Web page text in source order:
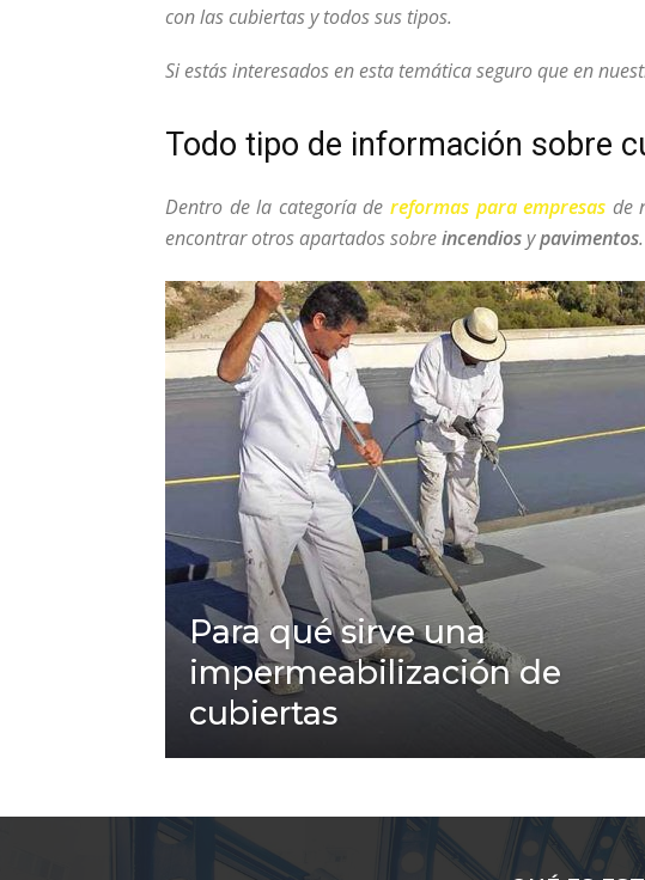
con las cubiertas y todos sus tipos.
Si estás interesados en esta temática seguro que en
Todo tipo de información sobre
Dentro de la categoría dereformas para empresas de
encontrar otros apartados sobreincendios ypavimentos.
Para qué sirve una
impermeabilización de
cubiertas